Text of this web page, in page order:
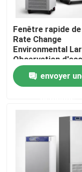
Accueil
A propos de
Un four plus sec
Fenêtre rapide de
Rate Change
Environmental
Observation
contrôle de PLC
température
climatique de
envoyer